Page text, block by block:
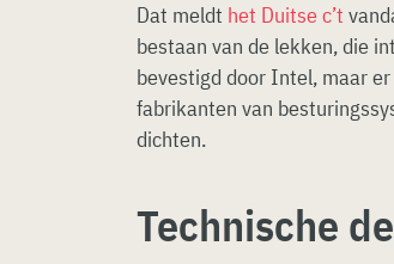
Dat meldt het Duitse c’t
bestaan van de lekken, die
bevestigd door Intel, maar
fabrikanten van
dichten.
Technische